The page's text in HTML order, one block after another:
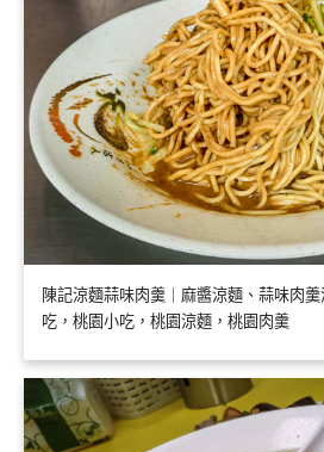
陳記涼麵蒜味肉羹｜麻醬涼麵、蒜味肉
吃，桃園小吃，桃園涼麵，桃園肉羹